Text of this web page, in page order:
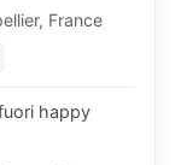
France
happy